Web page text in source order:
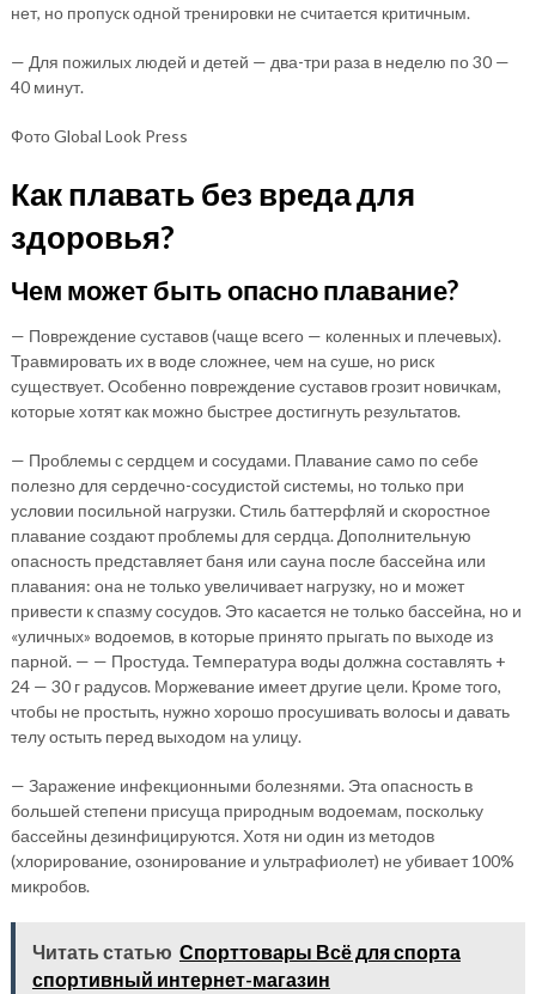
нет, но пропуск одной тренировки не считается критичным.
— Для пожилых людей и детей — два-три раза в неделю по 30 —
40 минут.
Фото Global Look Press
Как плавать без вреда для
здоровья?
Чем может быть опасно плавание?
— Повреждение суставов (чаще всего — коленных и плечевых).
Травмировать их в воде сложнее, чем на суше, но риск
существует. Особенно повреждение суставов грозит новичкам,
которые хотят как можно быстрее достигнуть результатов.
— Проблемы с сердцем и сосудами. Плавание само по себе
полезно для сердечно-сосудистой системы, но только при
условии посильной нагрузки. Стиль баттерфляй и скоростное
плавание создают проблемы для сердца. Дополнительную
опасность представляет баня или сауна после бассейна или
плавания: она не только увеличивает нагрузку, но и может
привести к спазму сосудов. Это касается не только бассейна, но и
«уличных» водоемов, в которые принято прыгать по выходе из
парной. — — Простуда. Температура воды должна составлять +
24 — 30 г радусов. Моржевание имеет другие цели. Кроме того,
чтобы не простыть, нужно хорошо просушивать волосы и давать
телу остыть перед выходом на улицу.
— Заражение инфекционными болезнями. Эта опасность в
большей степени присуща природным водоемам, поскольку
бассейны дезинфицируются. Хотя ни один из методов
(хлорирование, озонирование и ультрафиолет) не убивает 100%
микробов.
Читать статью Спорттовары Всё для спорта
спортивный интернет-магазин